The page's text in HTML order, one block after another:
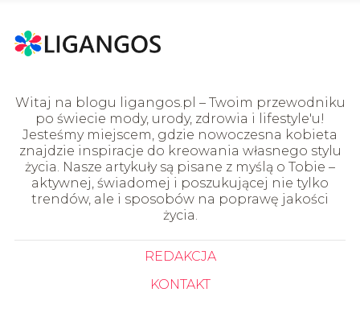
Witaj na blogu ligangos.pl – Twoim przewodniku
po świecie mody, urody, zdrowia i lifestyle'u!
Jesteśmy miejscem, gdzie nowoczesna kobieta
znajdzie inspiracje do kreowania własnego stylu
życia. Nasze artykuły są pisane z myślą o Tobie –
aktywnej, świadomej i poszukującej nie tylko
trendów, ale i sposobów na poprawę jakości
życia.
REDAKCJA
KONTAKT